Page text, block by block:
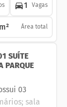
1 Vagas
Área total
SUÍTE
PARQUE
03
sala